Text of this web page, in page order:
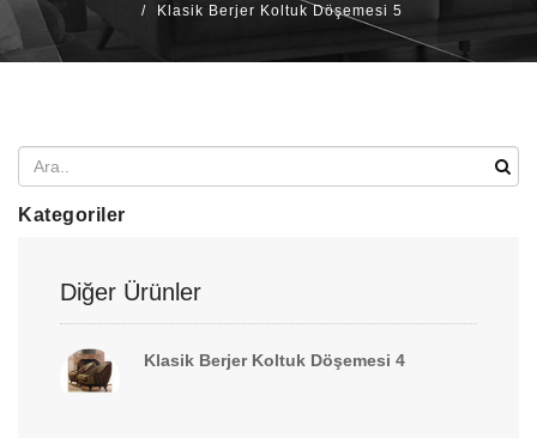
Klasik Berjer Koltuk Döşemesi 5
Kategoriler
Diğer Ürünler
Klasik Berjer Koltuk Döşemesi 4